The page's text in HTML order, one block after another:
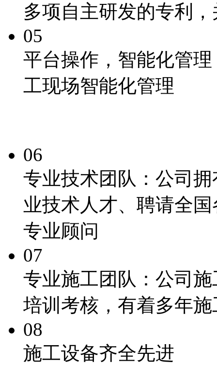
多项自主研发的专利
05
平台操作， 智能化管
工现场智能化管理
06
专业技术团队： 公司
业技术人才、聘请全
专业顾问
07
专业施工团队： 公司
培训考核，有着多年
08
施工设备齐全先进